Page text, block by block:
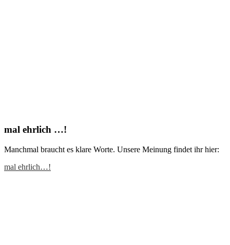
mal ehrlich …!
Manchmal braucht es klare Worte. Unsere Meinung findet ihr hier:
mal ehrlich…!